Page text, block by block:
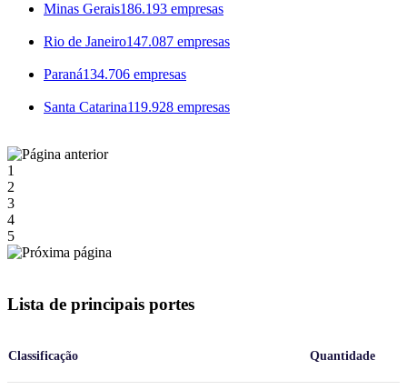
Minas Gerais186.193 empresas
Rio de Janeiro147.087 empresas
Paraná134.706 empresas
Santa Catarina119.928 empresas
1
2
3
4
5
Lista de principais portes
Classificação Quantidade